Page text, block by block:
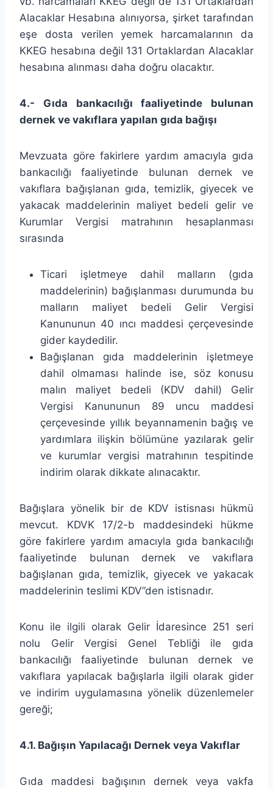
Alacaklar Hesabına alınıyorsa, şirket tarafından
eşe dosta verilen yemek harcamalarının da
KKEG hesabına değil 131 Ortaklardan Alacaklar
hesabına alınması daha doğru olacaktır.
4.- Gıda bankacılığı faaliyetinde bulunan
dernek ve vakıflara yapılan gıda bağışı
Mevzuata göre fakirlere yardım amacıyla gıda
bankacılığı faaliyetinde bulunan dernek ve
vakıflara bağışlanan gıda, temizlik, giyecek ve
yakacak maddelerinin maliyet bedeli gelir ve
Kurumlar Vergisi matrahının hesaplanması
sırasında
Ticari işletmeye dahil malların (gıda
maddelerinin) bağışlanması durumunda bu
malların maliyet bedeli Gelir Vergisi
Kanununun 40 ıncı maddesi çerçevesinde
gider kaydedilir.
Bağışlanan gıda maddelerinin işletmeye
dahil olmaması halinde ise, söz konusu
malın maliyet bedeli (KDV dahil) Gelir
Vergisi Kanununun 89 uncu maddesi
çerçevesinde yıllık beyannamenin bağış ve
yardımlara ilişkin bölümüne yazılarak gelir
ve kurumlar vergisi matrahının tespitinde
indirim olarak dikkate alınacaktır.
Bağışlara yönelik bir de KDV istisnası hükmü
mevcut. KDVK 17/2-b maddesindeki hükme
göre fakirlere yardım amacıyla gıda bankacılığı
faaliyetinde bulunan dernek ve vakıflara
bağışlanan gıda, temizlik, giyecek ve yakacak
maddelerinin teslimi KDV”den istisnadır.
Konu ile ilgili olarak Gelir İdaresince 251 seri
nolu Gelir Vergisi Genel Tebliği ile gıda
bankacılığı faaliyetinde bulunan dernek ve
vakıflara yapılacak bağışlarla ilgili olarak gider
ve indirim uygulamasına yönelik düzenlemeler
gereği;
4.1. Bağışın Yapılacağı Dernek veya Vakıflar
Gıda maddesi bağışının dernek veya vakfa